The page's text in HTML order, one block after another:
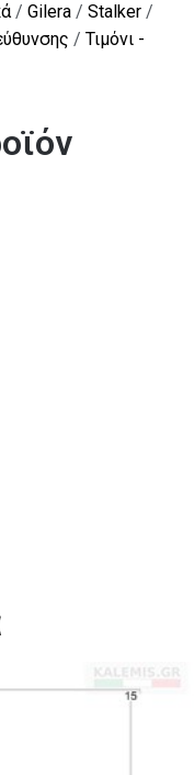
/ Gilera / Stalker /
/ Τιμόνι -